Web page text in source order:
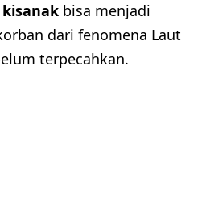
kisanak bisa menjadi
dari fenomena Laut
terpecahkan.